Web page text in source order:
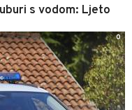
s vodom: Ljeto
0